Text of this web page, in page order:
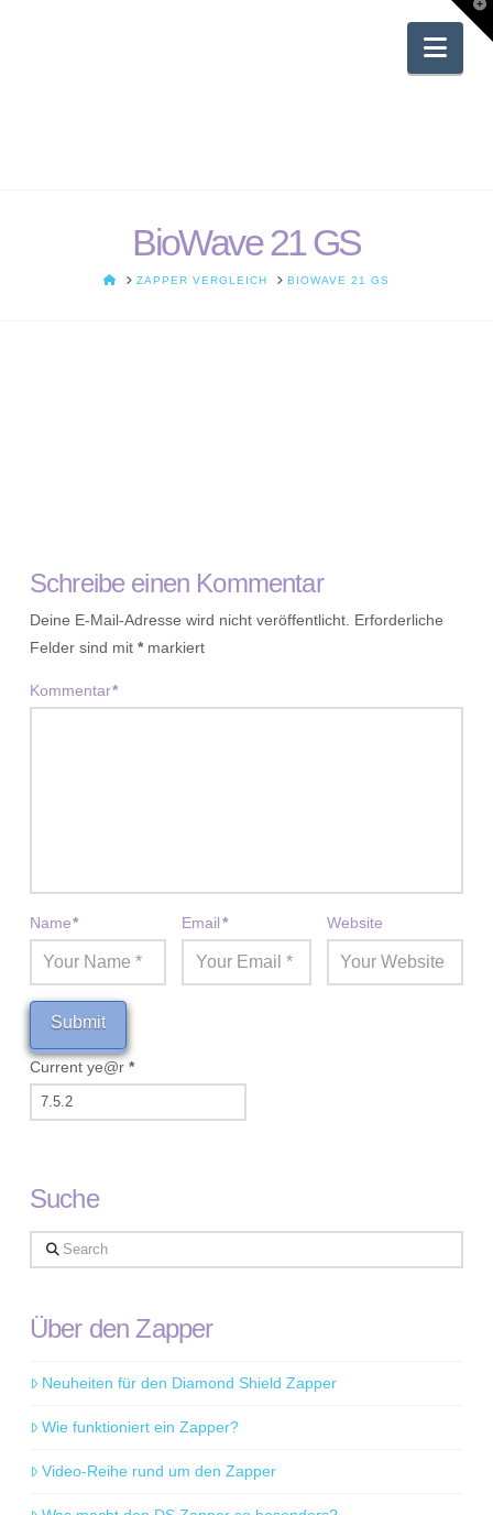
BioWave 21 GS
HOMEZAPPER VERGLEICH BIOWAVE 21 GS
Schreibe einen Kommentar
Deine E-Mail-Adresse wird nicht veröffentlicht. Erforderliche
Felder sind mit *markiert
Kommentar*
Name* Email* Website
Current ye@r *
Suche
Search
Über den Zapper
Neuheiten für den Diamond Shield Zapper
Wie funktioniert ein Zapper?
Video-Reihe rund um den Zapper